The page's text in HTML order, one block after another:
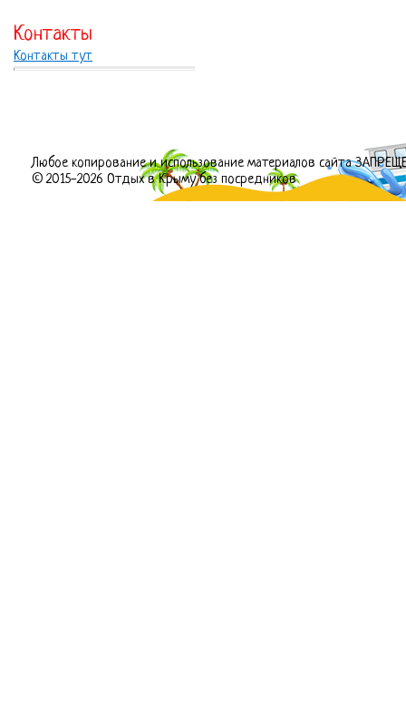
Контакты
Контакты тут
Любое копирование и использование материалов сайта
© 2015-2026 Отдых в Крыму без посредников